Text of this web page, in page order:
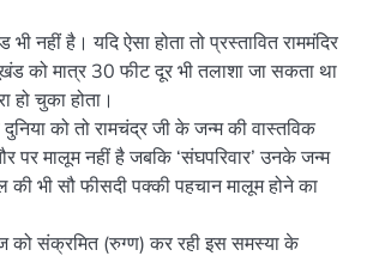
नहीं है। यदि ऐसा होता तो प्रस्तावित राममंदिर
को मात्र 30 फीट दूर भी तलाशा जा सकता था
हो चुका होता।
को तो रामचंद्र जी के जन्म की वास्तविक
पर मालूम नहीं है जबकि ‘संघपरिवार’ उनके जन्म
की भी सौ फीसदी पक्की पहचान मालूम होने का
को संक्रमित (रुग्ण) कर रही इस समस्या के